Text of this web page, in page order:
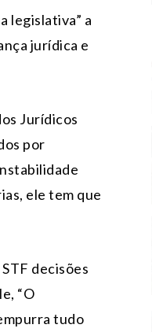
legislativa” a
jurídica e
Jurídicos
por
ele tem que
decisões
“O
tudo